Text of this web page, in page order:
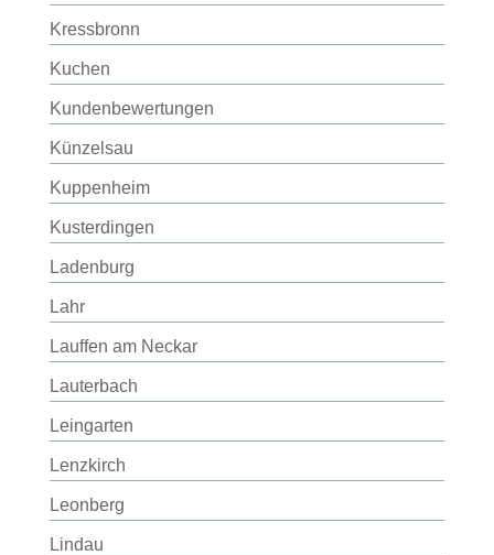
Kressbronn
Kuchen
Kundenbewertungen
Künzelsau
Kuppenheim
Kusterdingen
Ladenburg
Lahr
Lauffen am Neckar
Lauterbach
Leingarten
Lenzkirch
Leonberg
Lindau